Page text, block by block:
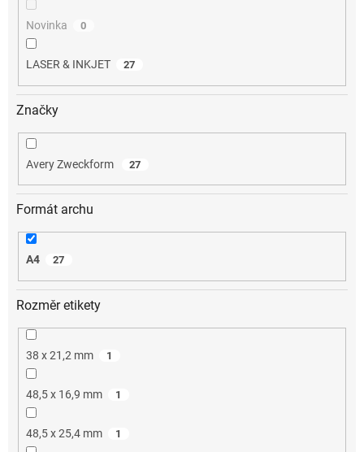
Novinka 0
LASER & INKJET 27
Značky
Avery Zweckform 27
Formát archu
A4 27
Rozměr etikety
38 x 21,2 mm 1
48,5 x 16,9 mm 1
48,5 x 25,4 mm 1